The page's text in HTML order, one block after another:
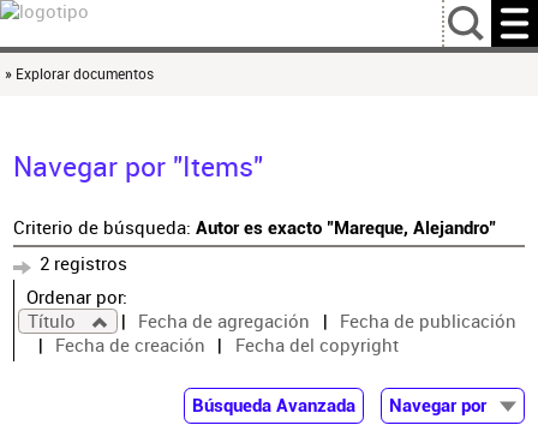
…
» Explorar documentos
Navegar por "Items"
Criterio de búsqueda: Autor es exacto "Mareque, Alejandro"
2 registros
Ordenar por:
Título
Fecha de agregación
Fecha de publicación
Fecha de creación
Fecha del copyright
Búsqueda Avanzada
Navegar por